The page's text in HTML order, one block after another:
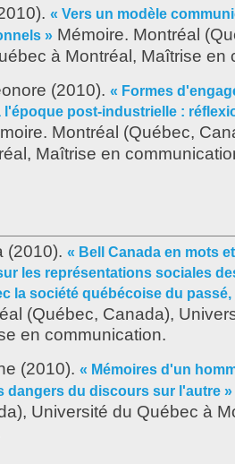
« Vers un modèle
» Mémoire. Montréal
à Montréal, Maîtrise en
(2010). « Formes
l'époque post-industrielle :
Montréal (Québec,
Maîtrise en
(2010). « Bell Canada en mots
les représentations sociales
la société québécoise du
(Québec, Canada),
en communication.
(2010). « Mémoires d'un
dangers du discours sur l'autre »
Université du Québec à